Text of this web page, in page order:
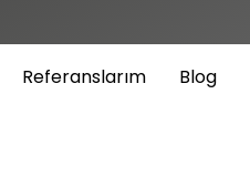
Referanslarım Blog